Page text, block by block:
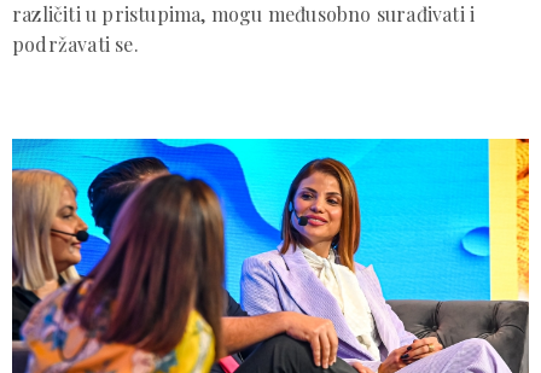
različiti u pristupima, mogu međusobno surađivati i
podržavati se.